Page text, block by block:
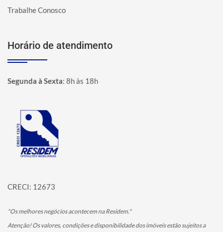
Trabalhe Conosco
Horário de atendimento
Segunda à Sexta: 8h às 18h
Página inicial
CRECI: 12673
"Os melhores negócios acontecem na Residem."
Atenção! Os valores, condições e disponibilidade dos imóveis estão sujeitos a